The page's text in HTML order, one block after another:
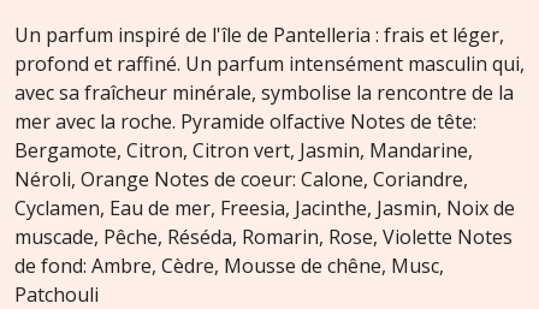
Un parfum inspiré de l'île de Pantelleria : frais et léger,
profond et raffiné. Un parfum intensément masculin qui,
avec sa fraîcheur minérale, symbolise la rencontre de la
mer avec la roche. Pyramide olfactive Notes de tête:
Bergamote, Citron, Citron vert, Jasmin, Mandarine,
Néroli, Orange Notes de coeur: Calone, Coriandre,
Cyclamen, Eau de mer, Freesia, Jacinthe, Jasmin, Noix de
muscade, Pêche, Réséda, Romarin, Rose, Violette Notes
de fond: Ambre, Cèdre, Mousse de chêne, Musc,
Patchouli